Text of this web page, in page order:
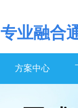
专业融合
方案中心